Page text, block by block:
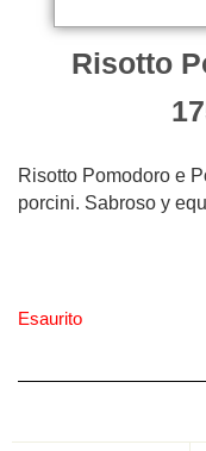
Risotto
Risotto Pomodoro e
porcini. Sabroso y
Esaurito